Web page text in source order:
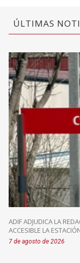
ÚLTIMAS
ADIF ADJUDICA LA
ACCESIBLE LA
7 de agosto de 2026